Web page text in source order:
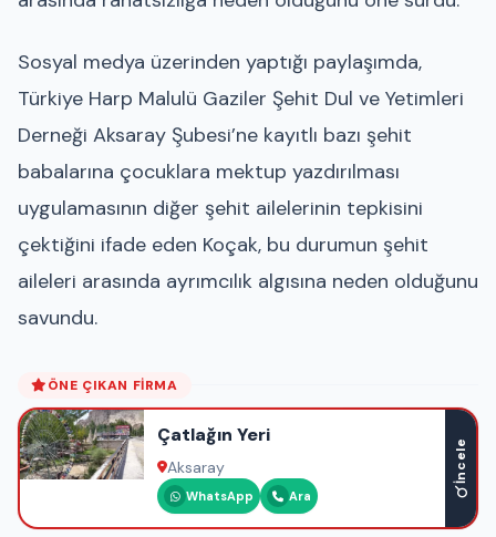
Sosyal medya üzerinden yaptığı paylaşımda,
Türkiye Harp Malulü Gaziler Şehit Dul ve Yetimleri
Derneği Aksaray Şubesi’ne kayıtlı bazı şehit
babalarına çocuklara mektup yazdırılması
uygulamasının diğer şehit ailelerinin tepkisini
çektiğini ifade eden Koçak, bu durumun şehit
aileleri arasında ayrımcılık algısına neden olduğunu
savundu.
ÖNE ÇIKAN FIRMA
Çatlağın Yeri
Aksaray
WhatsApp Ara
İncele